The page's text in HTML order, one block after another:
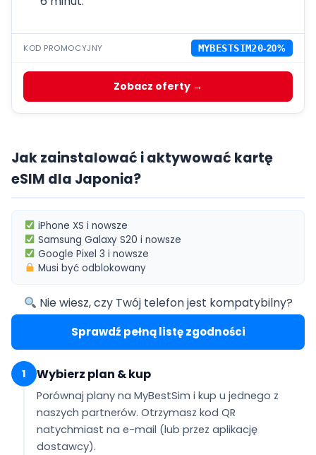
KOD PROMOCYJNY MYBESTSIM20-20%
Zobacz oferty →
Jak zainstalować i aktywować kartę
eSIM dla Japonia?
iPhone XS i nowsze
Samsung Galaxy S20 i nowsze
Google Pixel 3 i nowsze
Musi byćodblokowany
Nie wiesz, czy Twój telefon jest kompatybilny?
Sprawdź pełną listę zgodności
1 Wybierz plan & kup
Porównaj plany na MyBestSim i kup u jednego z
naszych partnerów. Otrzymasz kod QR
natychmiast na e-mail (lub przez aplikację
dostawcy).